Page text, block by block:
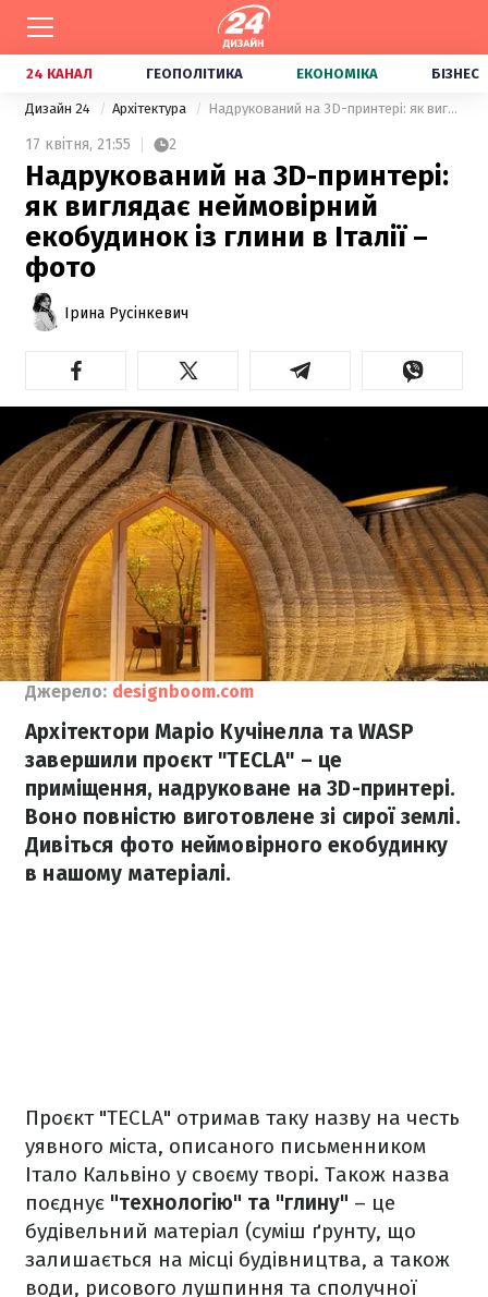
24 КАНАЛ ГЕОПОЛІТИКА ЕКОНОМІКА БІЗНЕС
Дизайн 24 Архітектура Надрукований на 3D-принтері: як виглядає неймовірний екобудинок із глини в Італії – фото
17 квітня, 21:55 2
Надрукований на 3D-принтері:
як виглядає неймовірний
екобудинок із глини в Італії –
фото
Ірина Русінкевич
Джерело: designboom.com
Архітектори Маріо Кучінелла та WASP
завершили проєкт "TECLA" – це
приміщення, надруковане на 3D-принтері.
Воно повністю виготовлене зі сирої землі.
Дивіться фото неймовірного екобудинку
в нашому матеріалі.
Проєкт "TECLA" отримав таку назву на честь
уявного міста, описаного письменником
Італо Кальвіно у своєму творі. Також назва
поєднує "технологію" та "глину" – це
будівельний матеріал (суміш ґрунту, що
залишається на місці будівництва, а також
води, рисового лушпиння та сполучної